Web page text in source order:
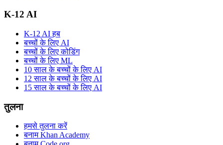
K-12 AI
K-12 AI हब
बच्चों के लिए AI
बच्चों के लिए कोडिंग
बच्चों के लिए ML
10 साल के बच्चों के लिए AI
12 साल के बच्चों के लिए AI
15 साल के बच्चों के लिए AI
तुलना
हमसे तुलना करें
बनाम Khan Academy